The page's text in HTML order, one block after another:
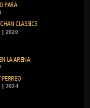
PARA
CLASSICS
2020
LA ARENA
2024